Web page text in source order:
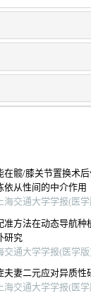
在髋/膝关节置换术
依从性间的中介作用
海交通大学学报(医学
准方法在动态导航种
研究
交通大学学报(医学版
夫妻二元应对异质性
海交通大学学报(医学